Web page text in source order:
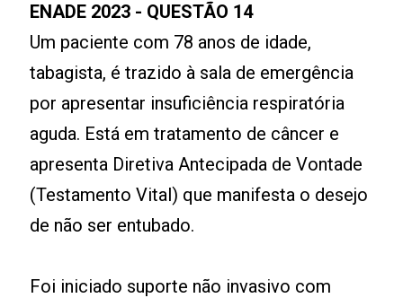
ENADE 2023 - QUESTÃO 14
Um paciente com 78 anos de idade,
tabagista, é trazido à sala de emergência
por apresentar insuficiência respiratória
aguda. Está em tratamento de câncer e
apresenta Diretiva Antecipada de Vontade
(Testamento Vital) que manifesta o desejo
de não ser entubado.
Foi iniciado suporte não invasivo com